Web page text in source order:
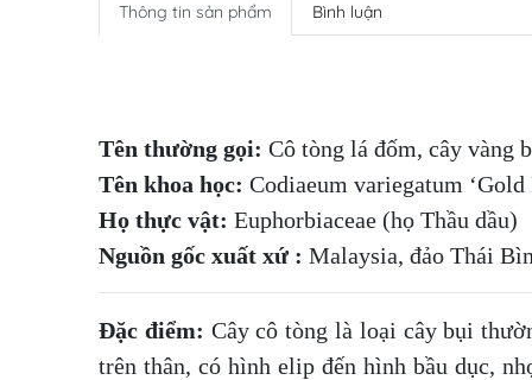
Thông tin sản phẩm Bình luận
Tên thường gọi: Cô tòng lá đốm, cây vàng
Tên khoa học: Codiaeum variegatum
Họ thực vật: Euphorbiaceae (họ Thầu dầu)
Nguồn gốc xuất xứ : Malaysia, đảo Thái
Đặc điểm: Cây cô tòng là loại cây bụi
trên thân, có hình elip đến hình bầu dục,